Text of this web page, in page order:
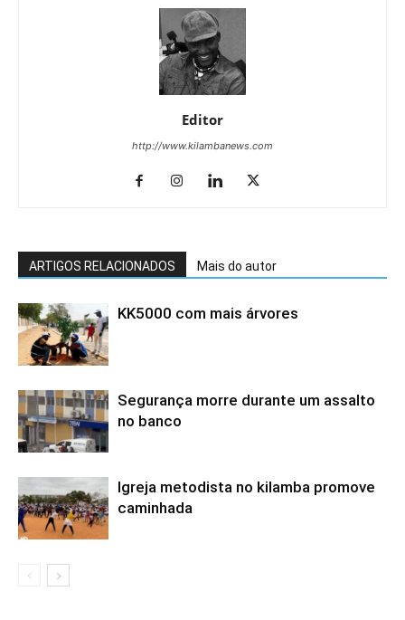
Editor
http://www.kilambanews.com
ARTIGOS RELACIONADOS Mais do autor
KK5000 com mais árvores
Segurança morre durante um assalto
no banco
Igreja metodista no kilamba promove
caminhada